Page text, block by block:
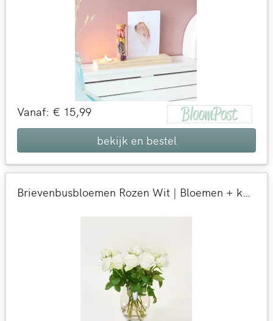
Vanaf: € 15,99
bekijk en bestel